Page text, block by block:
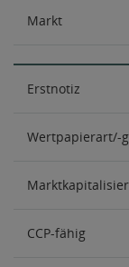
Markt
Erstnotiz
Wertpapierart/-
CCP-fähig